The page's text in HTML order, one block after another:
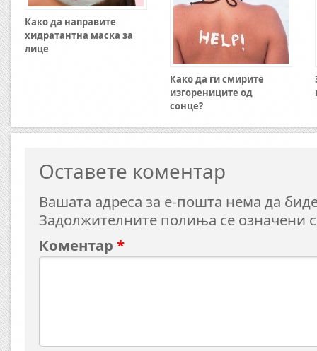
Како да направите
хидратантна маска за
лице
Како да ги смирите
изгорениците од
сонце?
Оставете коментар
Вашата адреса за е-пошта нема да
Задолжителните полиња се означени
Коментар *